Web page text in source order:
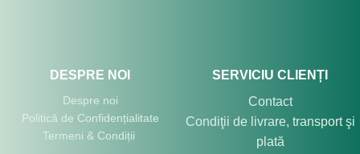
DESPRE NOI
Despre noi
Politică de Confidențialitate
Termeni & Condiții
SERVICIU CLIENȚI
Contact
Condiţii de livrare, transport şi
plată